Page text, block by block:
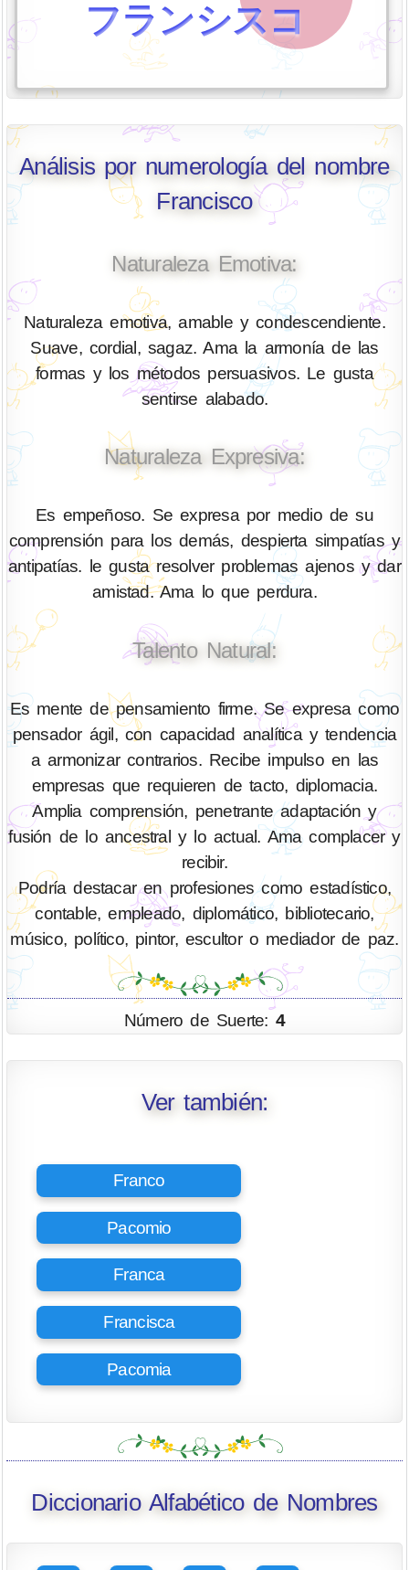
フランシスコ
Análisis por numerología del nombre
Francisco
Naturaleza Emotiva:
Naturaleza emotiva, amable y condescendiente.
Suave, cordial, sagaz. Ama la armonía de las
formas y los métodos persuasivos. Le gusta
sentirse alabado.
Naturaleza Expresiva:
Es empeñoso. Se expresa por medio de su
comprensión para los demás, despierta simpatías y
antipatías. le gusta resolver problemas ajenos y dar
amistad. Ama lo que perdura.
Talento Natural:
Es mente de pensamiento firme. Se expresa como
pensador ágil, con capacidad analítica y tendencia
a armonizar contrarios. Recibe impulso en las
empresas que requieren de tacto, diplomacia.
Amplia comprensión, penetrante adaptación y
fusión de lo ancestral y lo actual. Ama complacer y
recibir.
Podría destacar en profesiones como estadístico,
contable, empleado, diplomático, bibliotecario,
músico, político, pintor, escultor o mediador de paz.
Número de Suerte: 4
Ver también:
Franco
Pacomio
Franca
Francisca
Pacomia
Diccionario Alfabético de Nombres